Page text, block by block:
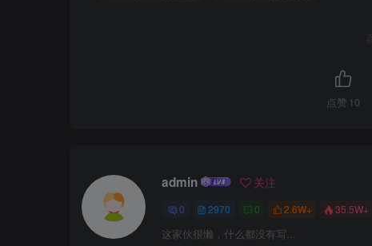
点赞 10
admin 关注
0 2970 0 2.6W+ 35.5W+
这家伙很懒，什么都没有写...